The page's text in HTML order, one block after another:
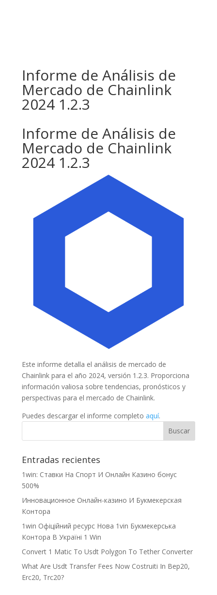
Informe de Análisis de
Mercado de Chainlink
2024 1.2.3
Informe de Análisis de
Mercado de Chainlink
2024 1.2.3
Este informe detalla el análisis de mercado de
Chainlink para el año 2024, versión 1.2.3. Proporciona
información valiosa sobre tendencias, pronósticos y
perspectivas para el mercado de Chainlink.
Puedes descargar el informe completo aquí.
Entradas recientes
1win: Ставки На Cпорт И Онлайн Казино бонус
500%
Инновационное Онлайн-казино И Букмекерская
Контора
1win Офіційний ресурс Нова 1vin Букмекерська
Контора В Україні 1 Win
Convert 1 Matic To Usdt Polygon To Tether Converter
What Are Usdt Transfer Fees Now Costruiti In Bep20,
Erc20, Trc20?